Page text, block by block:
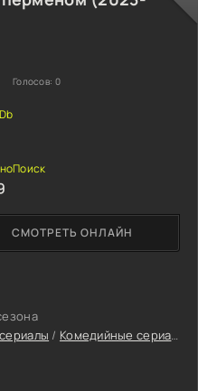
/ Комедийные сериалы
СМОТРЕТЬ ОНЛАЙН
Голосов: 0